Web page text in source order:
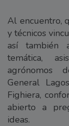
Al encuentro,
y técnicos
así también
temática,
agrónomos
General
Fighiera,
abierto a
ideas.